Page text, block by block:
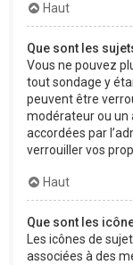
Haut
Que sont les
Vous ne pouvez
tout sondage y
peuvent être
modérateur ou un
accordées par
verrouiller vos
Haut
Que sont les
Les icônes de
associées à des